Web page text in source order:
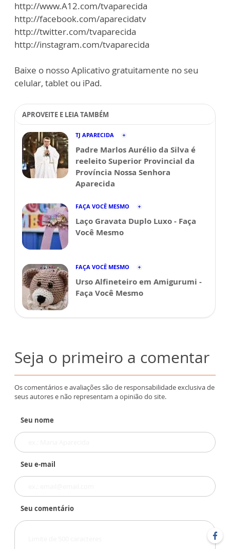
http://www.A12.com/tvaparecida
http://facebook.com/aparecidatv
http://twitter.com/tvaparecida
http://instagram.com/tvaparecida
Baixe o nosso Aplicativo gratuitamente no seu
celular, tablet ou iPad.
APROVEITE E LEIA TAMBÉM
TJ APARECIDA
Padre Marlos Aurélio da Silva é
reeleito Superior Provincial da
Província Nossa Senhora
Aparecida
FAÇA VOCÊ MESMO
Laço Gravata Duplo Luxo - Faça
Você Mesmo
FAÇA VOCÊ MESMO
Urso Alfineteiro em Amigurumi -
Faça Você Mesmo
Seja o primeiro a comentar
Os comentários e avaliações são de responsabilidade exclusiva de
seus autores e não representam a opinião do site.
Seu nome
Seu e-mail
Seu comentário